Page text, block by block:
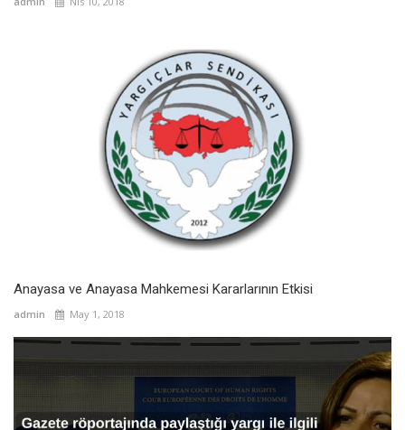
Anayasa ve Anayasa Mahkemesi Kararlarının Etkisi
admin May 1, 2018